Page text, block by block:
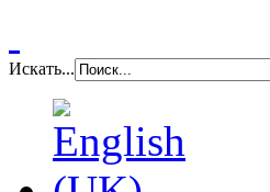
Искать...